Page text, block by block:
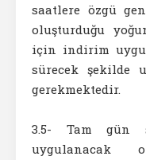
saatlere özgü
oluşturduğu
için indirim
sürecek şekilde
gerekmektedir.
3.5- Tam gün
uygulanacak